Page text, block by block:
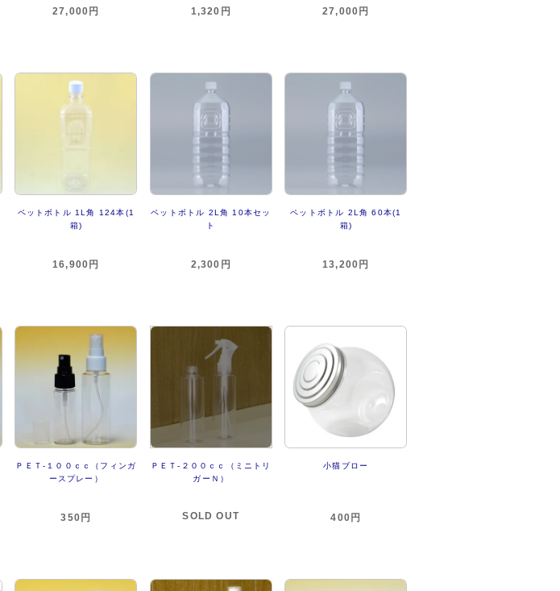
27,000円 1,320円 27,000円
ペットボトル 1L角 124本(1
箱)
16,900円
ペットボトル 2L角 10本セッ
ト
2,300円
ペットボトル 2L角 60本(1
箱)
13,200円
ＰＥＴ-１００ｃｃ（フィンガ
ースプレー）
350円
ＰＥＴ-２００ｃｃ（ミニトリ
ガーＮ）
SOLD OUT
小猫ブロー
400円